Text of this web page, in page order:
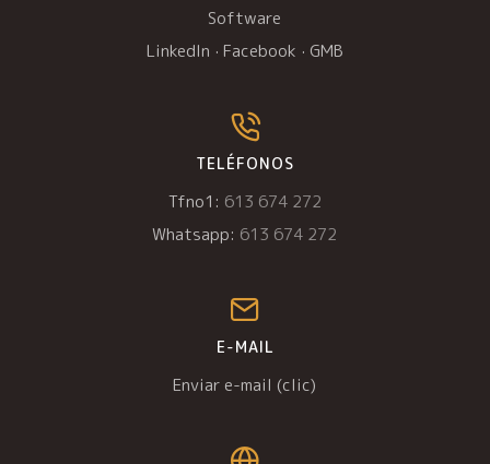
Software
LinkedIn · Facebook · GMB
TELÉFONOS
Tfno1: 613 674 272
Whatsapp: 613 674 272
E-MAIL
Enviar e-mail (clic)